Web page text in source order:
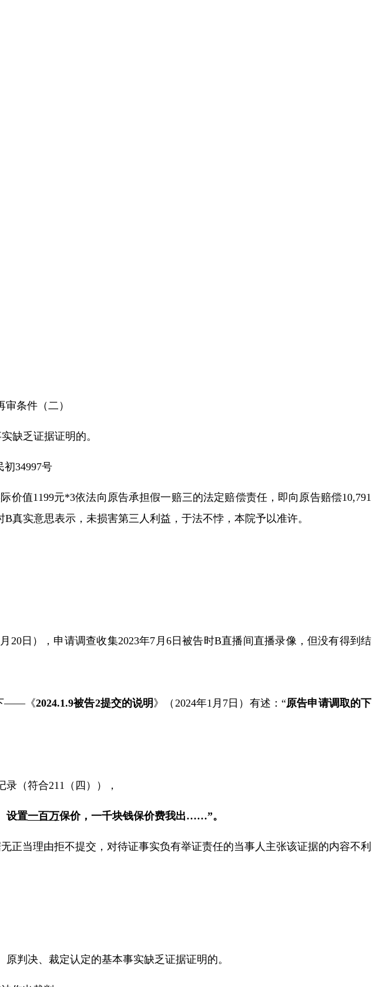
审条件（二）
缺乏证据证明的。
初34997号
价值1199元*3依法向原告承担假一赔三的法定赔偿责任，即向原告赔偿10,791
B真实意思表示，未损害第三人利益，于法不悖，本院予以准许。
月 20日），申请调查收集2023年7 月 6日被告时B直播间直播录像， 但没有得到结
——《2024.1.9被告2提交的说明 》（ 2024年1 月 7日）有述： “原告申请调取的下
录（符合211 （四）），
设置一百万保价，一千块钱保价费我出……”。
当理由拒不提交，对待证事实负有举证责任的当事人主张该证据的内容不利
判决、裁定认定的基本事实缺乏证据证明的。